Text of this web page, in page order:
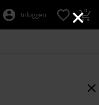
×
Inloggen 0